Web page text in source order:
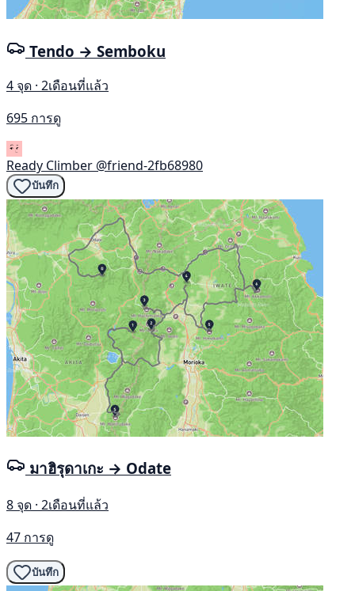
Tendo → Semboku
4 จุด · 2เดือนที่แล้ว
695 การดู
Ready Climber @friend-2fb68980
บันทึก
มาฮิรุดาเกะ → Odate
8 จุด · 2เดือนที่แล้ว
47 การดู
บันทึก